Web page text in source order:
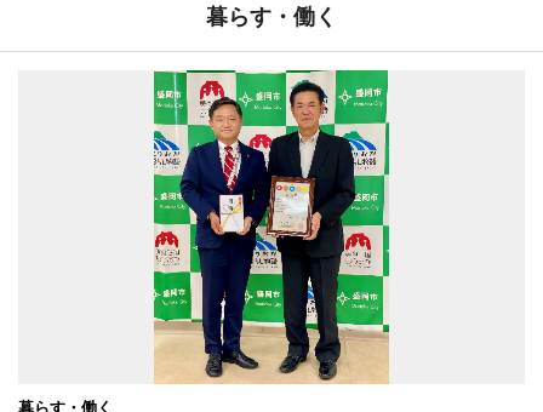
暮らす・働く
暮らす・働く